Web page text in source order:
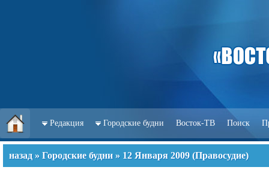
Редакция Городские будни Восток-ТВ Поиск
назад » Городские будни » 12 Января 2009 (Правосудие)